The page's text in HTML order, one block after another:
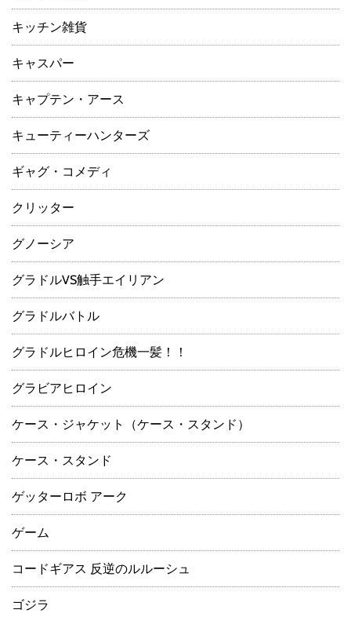
キッチン雑貨
キャスパー
キャプテン・アース
キューティーハンターズ
ギャグ・コメディ
クリッター
グノーシア
グラドルVS触手エイリアン
グラドルバトル
グラドルヒロイン危機一髪！！
グラビアヒロイン
ケース・ジャケット（ケース・スタンド）
ケース・スタンド
ゲッターロボ アーク
ゲーム
コードギアス 反逆のルルーシュ
ゴジラ